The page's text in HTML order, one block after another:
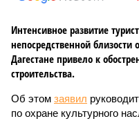
Интенсивное развитие
непосредственной близости
Дагестане привело к
строительства.
Об этом заявил
по охране культурного